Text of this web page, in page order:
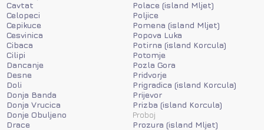
Cavtat
Celopeci
Cepikuce
Cesvinica
Cibaca
Cilipi
Dancanje
Desne
Doli
Donja Banda
Donja Vrucica
Donje Obuljeno
Drace
Polace (island Mljet)
Poljice
Pomena (island Mljet)
Popova Luka
Potirna (island Korcula)
Potomje
Pozla Gora
Pridvorje
Prigradica (island Korcula)
Prijevor
Prizba (island Korcula)
Proboj
Prozura (island Mljet)